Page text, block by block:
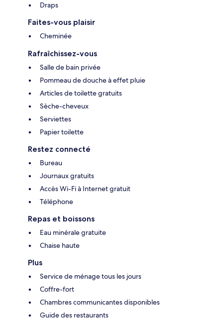
Draps
Faites-vous plaisir
Cheminée
Rafraîchissez-vous
Salle de bain privée
Pommeau de douche à effet pluie
Articles de toilette gratuits
Sèche-cheveux
Serviettes
Papier toilette
Restez connecté
Bureau
Journaux gratuits
Accès Wi-Fi à Internet gratuit
Téléphone
Repas et boissons
Eau minérale gratuite
Chaise haute
Plus
Service de ménage tous les jours
Coffre-fort
Chambres communicantes disponibles
Guide des restaurants